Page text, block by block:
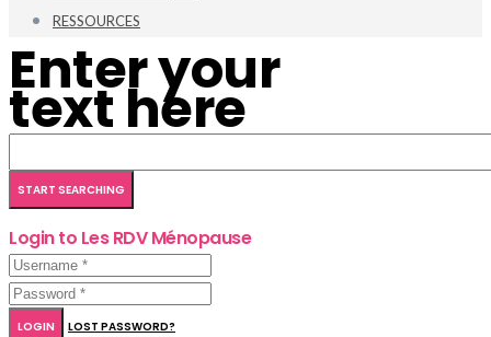
RESSOURCES
Enter your
text here
Login to Les RDV Ménopause
LOGIN LOST PASSWORD?